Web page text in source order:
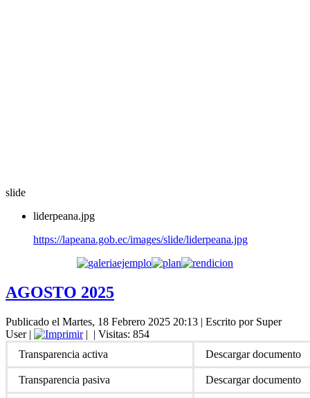
slide
liderpeana.jpg
https://lapeana.gob.ec/images/slide/liderpeana.jpg
AGOSTO 2025
Publicado el Martes, 18 Febrero 2025 20:13 | Escrito por Super
User| | | Visitas: 854
Transparencia activa
Descargar documento
Transparencia pasiva Descargar documento